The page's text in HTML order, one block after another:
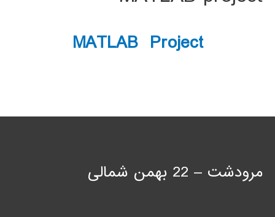
MATLAB Project
مرودشت – 22 بهمن شمالی